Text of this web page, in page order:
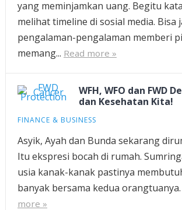
yang meminjamkan uang. Begitu
melihat timeline di sosial media. Bisa
pengalaman-pengalaman memberi
memang... Read more »
WFH, WFO dan FWD
dan Kesehatan Kita!
FINANCE & BUSINESS
Asyik, Ayah dan Bunda sekarang
Itu ekspresi bocah di rumah.
usia kanak-kanak pastinya
banyak bersama kedua orangtuanya.
more »